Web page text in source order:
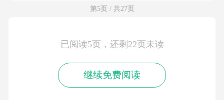
第5页 / 共27页
已阅读5页，还剩22页未读
继续免费阅读